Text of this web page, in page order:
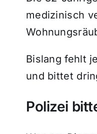
medizinisch
Bislang fehlt
und bittet
Polizei